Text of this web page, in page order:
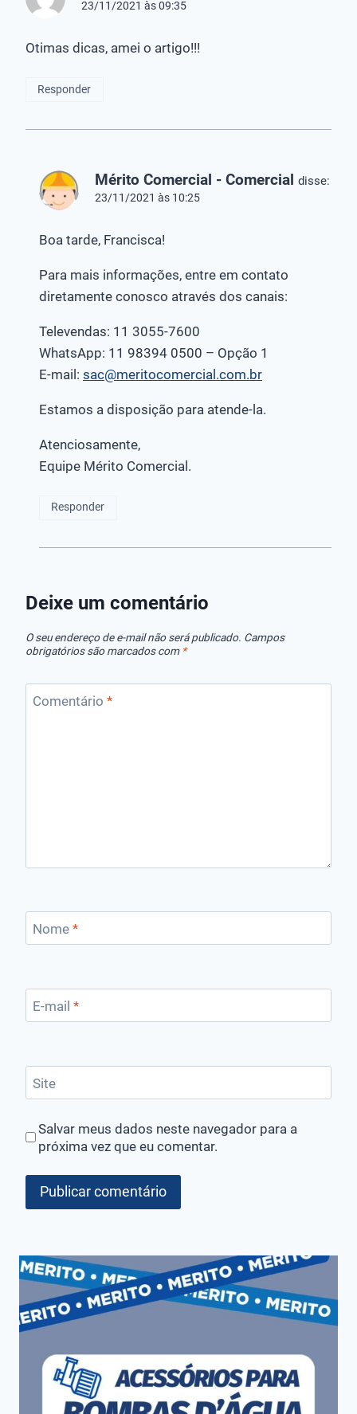
23/11/2021 às 09:35
Otimas dicas, amei o artigo!!!
Responder
Mérito Comercial - Comercial disse:
23/11/2021 às 10:25
Boa tarde, Francisca!
Para mais informações, entre em contato
diretamente conosco através dos canais:
Televendas: 11 3055-7600
WhatsApp: 11 98394 0500 – Opção 1
E-mail: sac@meritocomercial.com.br
Estamos a disposição para atende-la.
Atenciosamente,
Equipe Mérito Comercial.
Responder
Deixe um comentário
O seu endereço de e-mail não será publicado. Campos
obrigatórios são marcados com *
Comentário *
Nome *
E-mail *
Site
Salvar meus dados neste navegador para a
próxima vez que eu comentar.